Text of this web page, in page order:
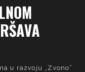
u razvoju „Zvono“